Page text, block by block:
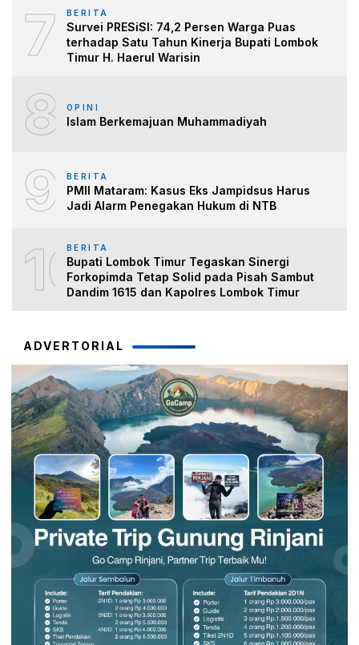
7 BERITA
Survei PRESiSI: 74,2 Persen Warga Puas
terhadap Satu Tahun Kinerja Bupati Lombok
Timur H. Haerul Warisin
8 OPINI
Islam Berkemajuan Muhammadiyah
9 BERITA
PMII Mataram: Kasus Eks Jampidsus Harus
Jadi Alarm Penegakan Hukum di NTB
10BERITA
Bupati Lombok Timur Tegaskan Sinergi
Forkopimda Tetap Solid pada Pisah Sambut
Dandim 1615 dan Kapolres Lombok Timur
ADVERTORIAL